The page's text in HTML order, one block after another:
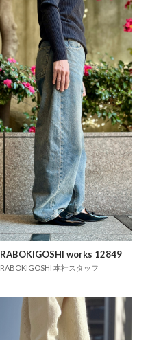
RABOKIGOSHI works 12849
RABOKIGOSHI 本社スタッフ